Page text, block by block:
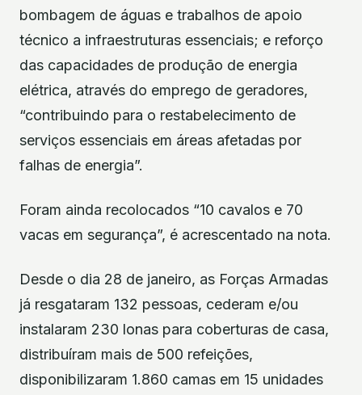
bombagem de águas e trabalhos de apoio
técnico a infraestruturas essenciais; e reforço
das capacidades de produção de energia
elétrica, através do emprego de geradores,
“contribuindo para o restabelecimento de
serviços essenciais em áreas afetadas por
falhas de energia”.
Foram ainda recolocados “10 cavalos e 70
vacas em segurança”, é acrescentado na nota.
Desde o dia 28 de janeiro, as Forças Armadas
já resgataram 132 pessoas, cederam e/ou
instalaram 230 lonas para coberturas de casa,
distribuíram mais de 500 refeições,
disponibilizaram 1.860 camas em 15 unidades